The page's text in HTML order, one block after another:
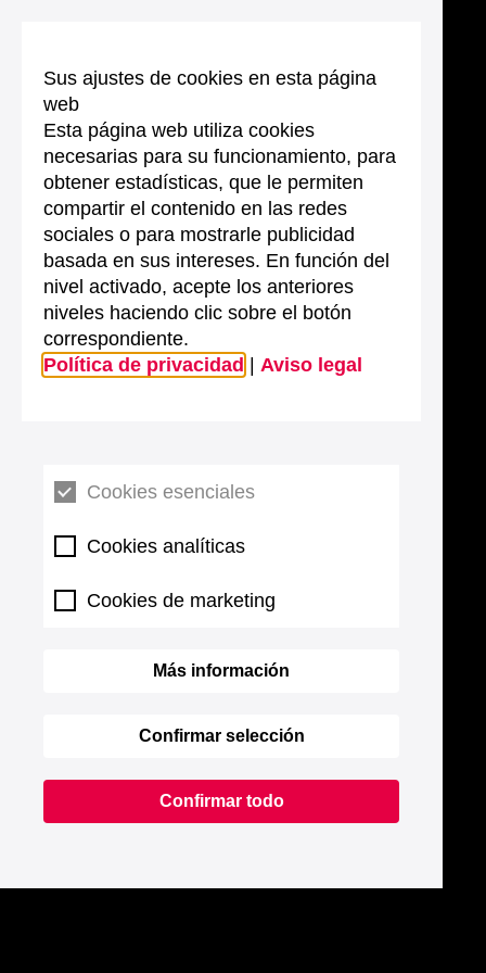
Sus ajustes de cookies en esta página
web
Esta página web utiliza cookies
necesarias para su funcionamiento, para
obtener estadísticas, que le permiten
compartir el contenido en las redes
sociales o para mostrarle publicidad
basada en sus intereses. En función del
nivel activado, acepte los anteriores
niveles haciendo clic sobre el botón
correspondiente.
Política de privacidad
Aviso legal
Cookies esenciales
Cookies analíticas
Cookies de marketing
Más información
Confirmar selección
Confirmar todo